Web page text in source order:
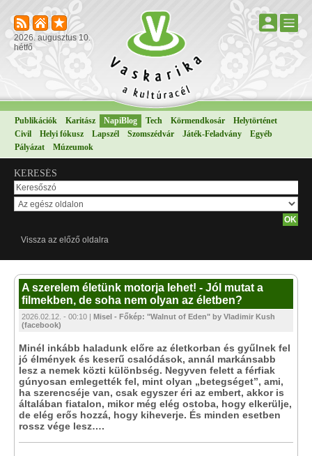
2026. augusztus 10.
hétfő
Publikációk Karitász NapiBlog Tech Körmendkosár
Helytörténet
Civil
Helyi fókusz Lapszél Szomszédvár Játék-Feladvány
Egyéb
Pályázat
Múzeumok
KERESÉS
Vissza az előző oldalra
A szerelem életünk motorja lehet! - Jól mutat a
filmekben, de soha nem olyan az életben?
2026.02.12. - 00:10 | Misel - Főkép: "Walnut of Eden" by Vladimir Kush
(facebook)
Minél inkább haladunk előre az életkorban és gyűlnek fel
jó élmények és keserű csalódások, annál markánsabb
lesz a nemek közti különbség. Negyven felett a férfiak
gúnyosan emlegették fel, mint olyan „betegséget”, ami,
ha szerencséje van, csak egyszer éri az embert, akkor is
általában fiatalon, mikor még elég ostoba, hogy elkerülje,
de elég erős hozzá, hogy kiheverje. És minden esetben
rossz vége lesz….